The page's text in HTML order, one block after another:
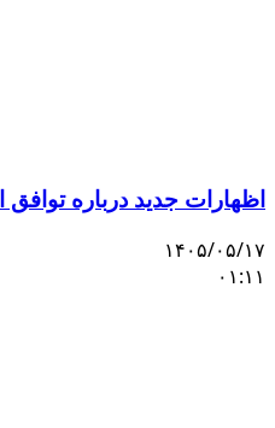
اظهارات جدید درباره
۱۴۰۵/۰۵/۱۷
۰۱:۱۱